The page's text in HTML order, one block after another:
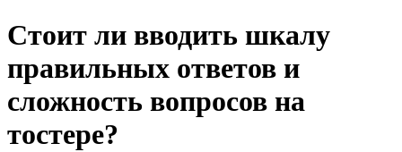
Стоит ли вводить шкалу
правильных ответов и
сложность вопросов на
тостере?